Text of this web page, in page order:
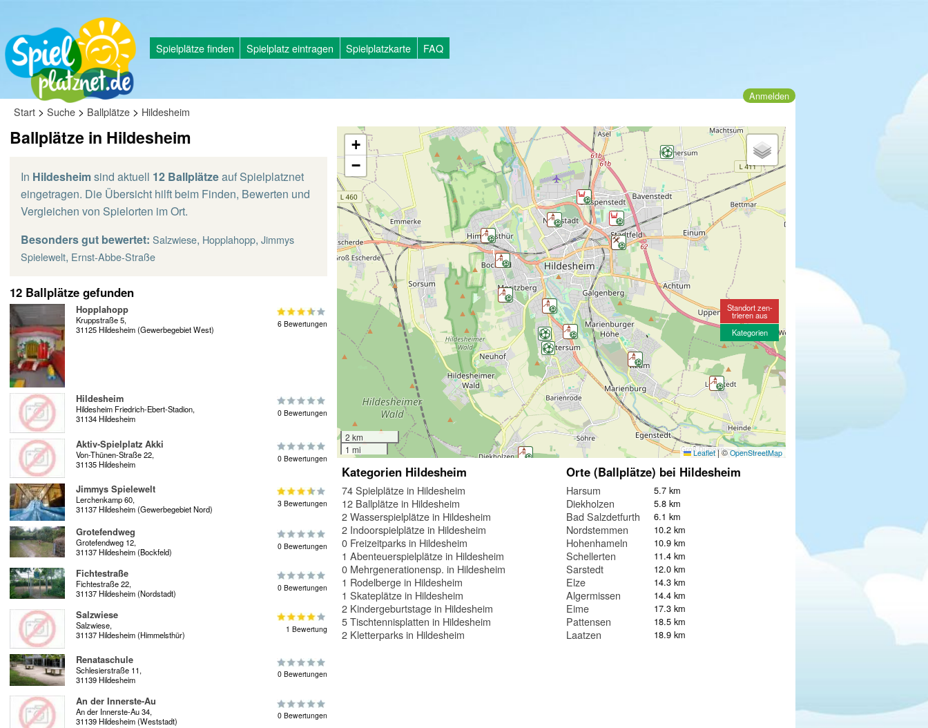
Spielplätze finden Spielplatz eintragen Spielplatzkarte FAQ
Anmelden
Start > Suche > Ballplätze > Hildesheim
Ballplätze in Hildesheim
In Hildesheimsind aktuell 12 Ballplätzeauf Spielplatznet
eingetragen. Die Übersicht hilft beim Finden, Bewerten und
Vergleichen von Spielorten im Ort.
Besonders gut bewertet: Salzwiese, Hopplahopp, Jimmys
Spielewelt, Ernst-Abbe-Straße
12 Ballplätze gefunden
Hopplahopp
Kruppstraße 5,
31125 Hildesheim (Gewerbegebiet West)
6 Bewertungen
Hildesheim
Hildesheim Friedrich-Ebert-Stadion,
31134 Hildesheim
0 Bewertungen
Aktiv-Spielplatz Akki
Von-Thünen-Straße 22,
31135 Hildesheim
0 Bewertungen
Jimmys Spielewelt
Lerchenkamp 60,
31137 Hildesheim (Gewerbegebiet Nord)
3 Bewertungen
Grotefendweg
Grotefendweg 12,
31137 Hildesheim (Bockfeld)
0 Bewertungen
Fichtestraße
Fichtestraße 22,
31137 Hildesheim (Nordstadt)
0 Bewertungen
Salzwiese
Salzwiese,
31137 Hildesheim (Himmelsthür)
1 Bewertung
Renataschule
Schlesierstraße 11,
31139 Hildesheim
0 Bewertungen
An der Innerste-Au
An der Innerste-Au 34,
31139 Hildesheim (Weststadt)
0 Bewertungen
+
−
2 km
1 mi
Leaflet |©OpenStreetMap
Standort zen-
trieren aus
Kategorien
Kategorien Hildesheim
74 Spielplätze in Hildesheim
12 Ballplätze in Hildesheim
2 Wasserspielplätze in Hildesheim
2 Indoorspielplätze in Hildesheim
0 Freizeitparks in Hildesheim
1 Abenteuerspielplätze in Hildesheim
0 Mehrgenerationensp. in Hildesheim
1 Rodelberge in Hildesheim
1 Skateplätze in Hildesheim
2 Kindergeburtstage in Hildesheim
5 Tischtennisplatten in Hildesheim
2 Kletterparks in Hildesheim
Orte (Ballplätze) bei Hildesheim
Harsum 5.7 km
Diekholzen 5.8 km
Bad Salzdetfurth 6.1 km
Nordstemmen 10.2 km
Hohenhameln 10.9 km
Schellerten 11.4 km
Sarstedt 12.0 km
Elze 14.3 km
Algermissen 14.4 km
Eime 17.3 km
Pattensen 18.5 km
Laatzen 18.9 km